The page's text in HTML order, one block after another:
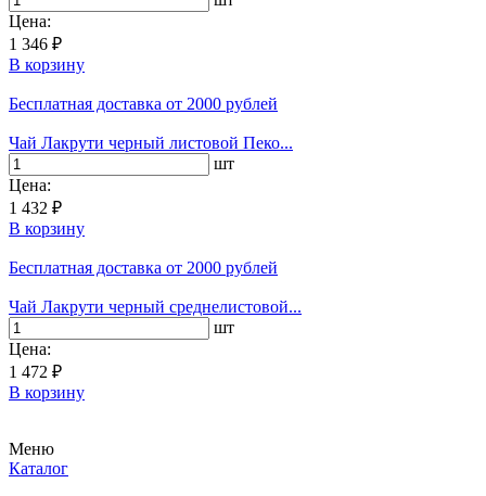
Цена:
1 346 ₽
В корзину
Бесплатная доставка от 2000 рублей
Чай Лакрути черный листовой Пеко...
шт
Цена:
1 432 ₽
В корзину
Бесплатная доставка от 2000 рублей
Чай Лакрути черный среднелистовой...
шт
Цена:
1 472 ₽
В корзину
Меню
Каталог